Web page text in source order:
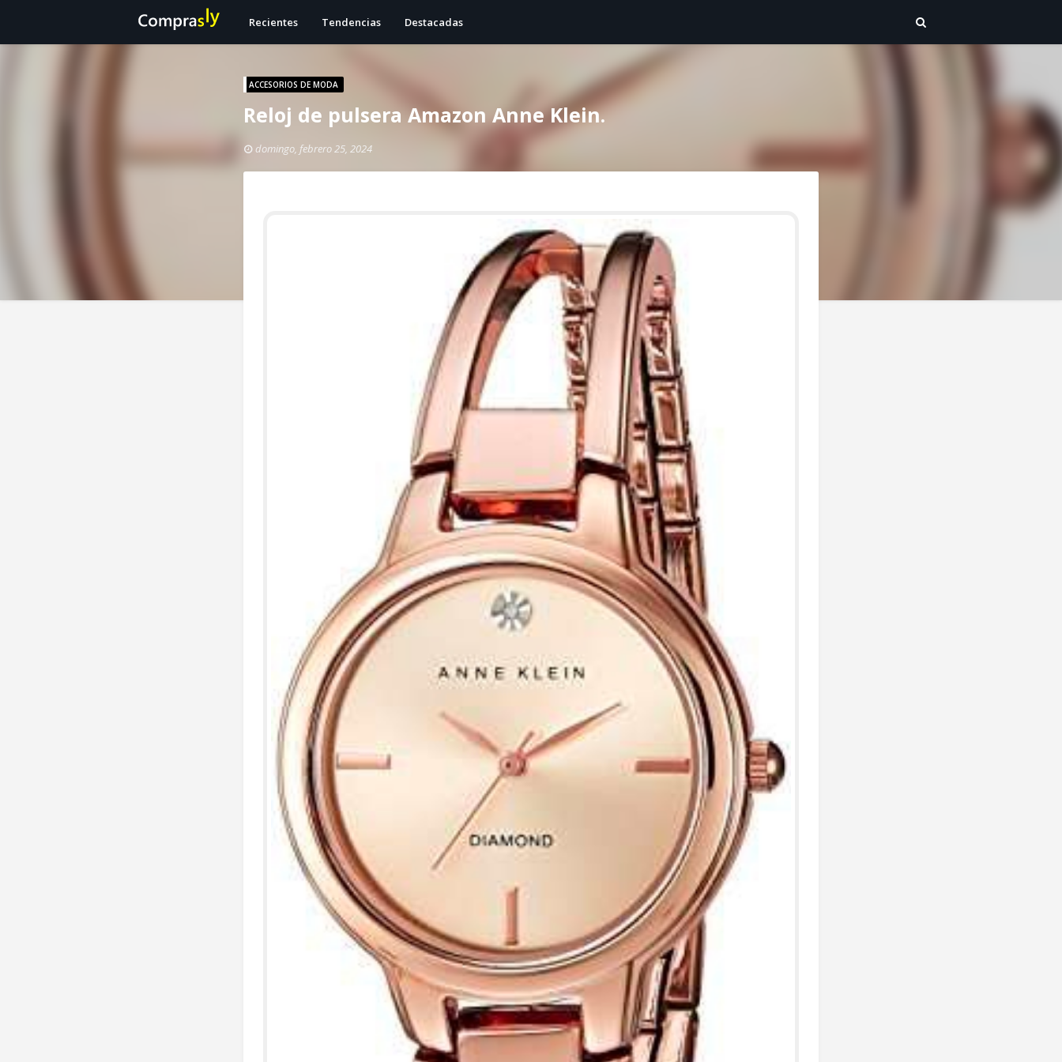
Recientes Tendencias Destacadas
ACCESORIOS DE MODA
Reloj de pulsera Amazon Anne Klein.
domingo, febrero 25, 2024